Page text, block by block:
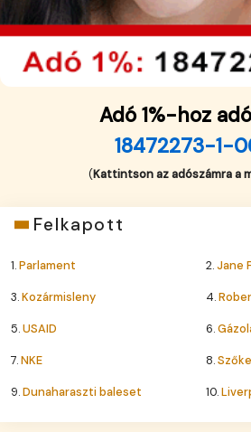
Adó 1%-hoz
18472273-1-
(Kattintson az adószámra a
Felkapott
1.Parlament 2.Jane
3.Kozármisleny 4.
5.USAID 6.
7.NKE 8.
9.Dunaharaszti baleset 10.